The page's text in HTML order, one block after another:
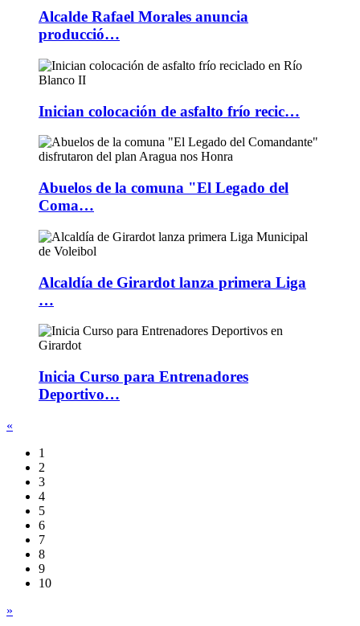
Alcalde Rafael Morales anuncia
producció…
Inician colocación de asfalto frío recic…
Abuelos de la comuna "El Legado del
Coma…
Alcaldía de Girardot lanza primera Liga
…
Inicia Curso para Entrenadores
Deportivo…
«
1
2
3
4
5
6
7
8
9
10
»